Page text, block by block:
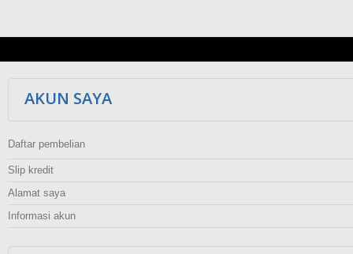
AKUN SAYA
Daftar pembelian
Slip kredit
Alamat saya
Informasi akun